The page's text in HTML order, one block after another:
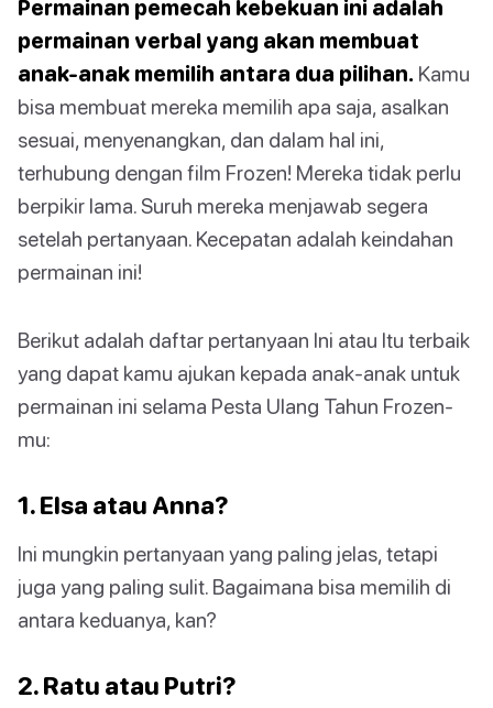
Permainan pemecah kebekuan ini adalah
permainan verbal yang akan membuat
anak-anak memilih antara dua pilihan. Kamu
bisa membuat mereka memilih apa saja, asalkan
sesuai, menyenangkan, dan dalam hal ini,
terhubung dengan film Frozen! Mereka tidak perlu
berpikir lama. Suruh mereka menjawab segera
setelah pertanyaan. Kecepatan adalah keindahan
permainan ini!
Berikut adalah daftar pertanyaan Ini atau Itu terbaik
yang dapat kamu ajukan kepada anak-anak untuk
permainan ini selama Pesta Ulang Tahun Frozen-
mu:
1. Elsa atau Anna?
Ini mungkin pertanyaan yang paling jelas, tetapi
juga yang paling sulit. Bagaimana bisa memilih di
antara keduanya, kan?
2. Ratu atau Putri?